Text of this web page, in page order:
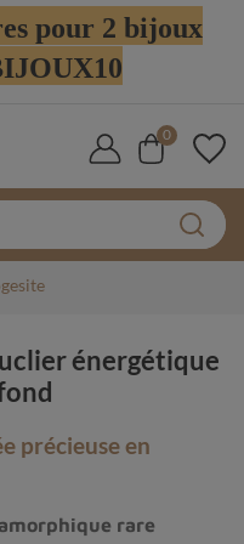
pour 2 bijoux
0
énergétique
précieuse en
rare